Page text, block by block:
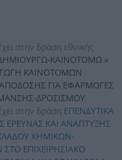
στην δράση εθνικής
ΚΑΙΝΟΤΟΜΩ »
ΚΑΙΝΟΤΟΜΩΝ
ΓΙΑ ΕΦΑΡΜΟΓΕΣ
ΔΡΟΣΙΣΜΟΥ
στην δράση ΕΠΕΝΔΥΤΙΚΑ
ΕΡΕΥΝΑΣ ΚΑΙ ΑΝΑΠΤΥΞΗΣ
ΧΗΜΙΚΩΝ-
ΕΠΙΧΕΙΡΗΣΙΑΚΟ